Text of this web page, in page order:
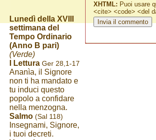
XHTML: Puoi usare
<cite> <code> <del
Lunedì della XVIII
settimana del
Tempo Ordinario
(Anno B pari)
(Verde)
I Lettura Ger 28,1-17
Ananìa, il Signore
non ti ha mandato e
tu induci questo
popolo a confidare
nella menzogna.
Salmo (Sal 118)
Insegnami, Signore,
i tuoi decreti.